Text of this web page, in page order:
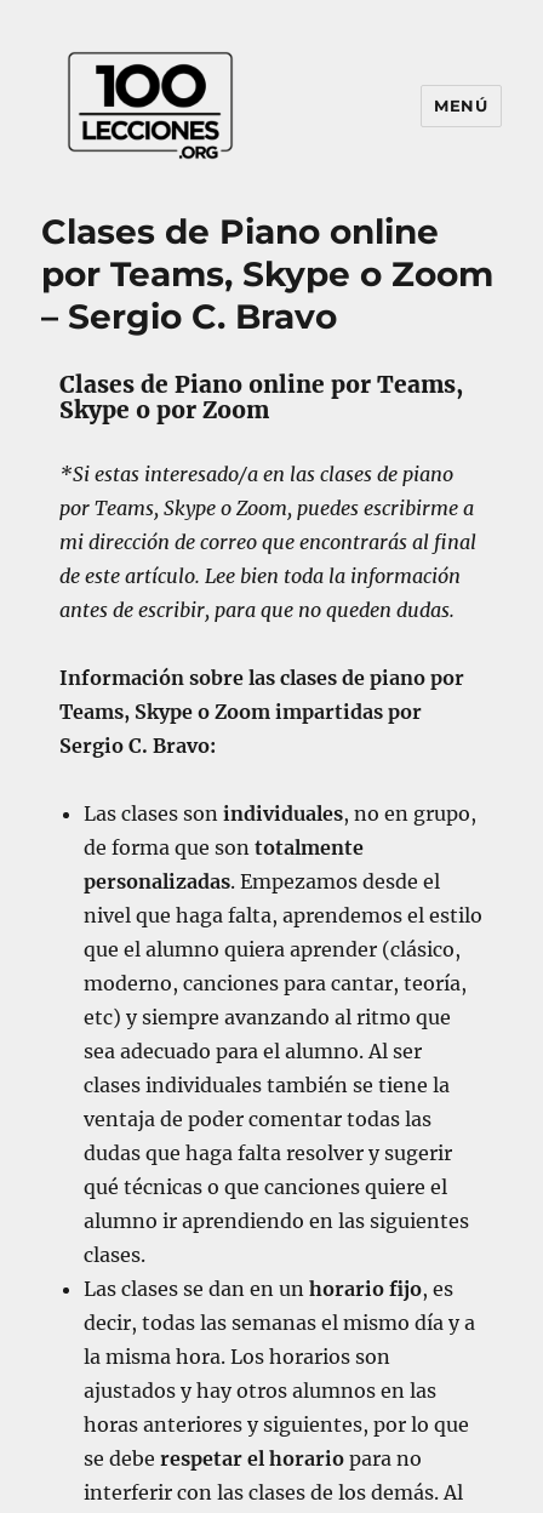
MENÚ
Clases de Piano online
por Teams, Skype o Zoom
– Sergio C. Bravo
Clases de Piano online por Teams,
Skype o por Zoom
*Si estas interesado/a en las clases de piano
por Teams, Skype o Zoom, puedes escribirme a
mi dirección de correo que encontrarás al final
de este artículo. Lee bien toda la información
antes de escribir, para que no queden dudas.
Información sobre las clases de piano por
Teams, Skype o Zoom impartidas por
Sergio C. Bravo:
Las clases sonindividuales, no en grupo,
de forma que sontotalmente
personalizadas. Empezamos desde el
nivel que haga falta, aprendemos el estilo
que el alumno quiera aprender (clásico,
moderno, canciones para cantar, teoría,
etc) y siempre avanzando al ritmo que
sea adecuado para el alumno. Al ser
clases individuales también se tiene la
ventaja de poder comentar todas las
dudas que haga falta resolver y sugerir
qué técnicas o que canciones quiere el
alumno ir aprendiendo en las siguientes
clases.
Las clases se dan en unhorario fijo, es
decir, todas las semanas el mismo día y a
la misma hora. Los horarios son
ajustados y hay otros alumnos en las
horas anteriores y siguientes, por lo que
se deberespetar el horario para no
interferir con las clases de los demás. Al